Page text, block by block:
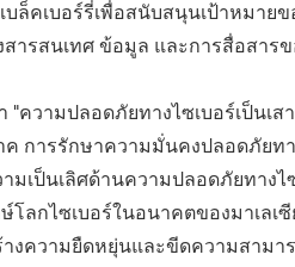
คเบอร์รี่เพื่อสนับสนุนเป้าหมาย
ารสนเทศ ข้อมูล และการสื่อสารข
"ความปลอดภัยทางไซเบอร์เป็นเ
การรักษาความมั่นคงปลอดภัยท
เป็นเลิศด้านความปลอดภัยทาง
ลกไซเบอร์ในอนาคตของมาเล
งความยืดหยุ่นและขีดความสามา